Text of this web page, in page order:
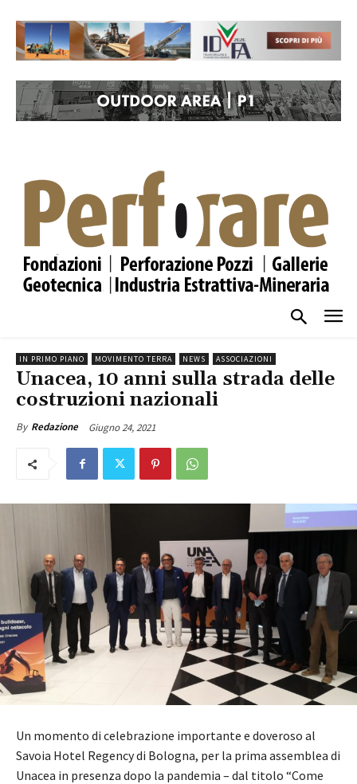
IN PRIMO PIANO MOVIMENTO TERRA NEWS ASSOCIAZIONI
Unacea, 10 anni sulla strada delle
costruzioni nazionali
By Redazione Giugno 24, 2021
Un momento di celebrazione importante e doveroso al
Savoia Hotel Regency di Bologna, per la prima assemblea di
Unacea in presenza dopo la pandemia – dal titolo “Come